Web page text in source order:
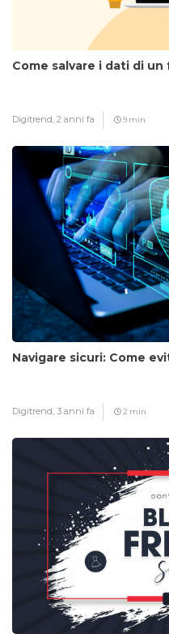
Come salvare i dati di un
Digitrend, 2 anni fa 9 min
Navigare sicuri: Come
Digitrend, 3 anni fa 2 min